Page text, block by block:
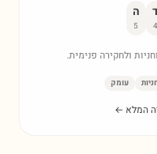
4
ה
5
ולחקירה פנימית.
עומק
המלא ←